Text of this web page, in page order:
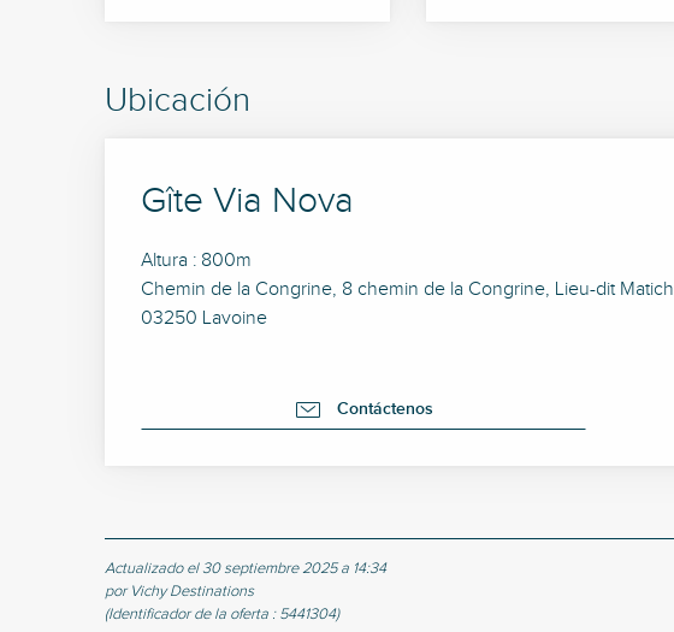
Ubicación
Gîte Via Nova
Altura : 800m
Chemin de la Congrine, 8 chemin de la Congrine, Lieu-dit
03250 Lavoine
Contáctenos
Actualizado el 30 septiembre 2025 a 14:34
por Vichy Destinations
(Identificador de la oferta : 5441304)